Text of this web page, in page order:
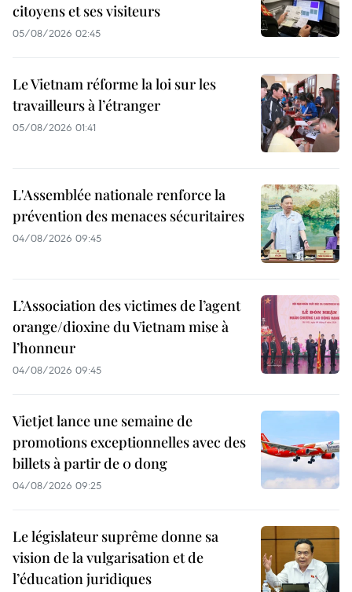
citoyens et ses visiteurs
05/08/2026 02:45
Le Vietnam réforme la loi sur les
travailleurs à l’étranger
05/08/2026 01:41
L'Assemblée nationale renforce la
prévention des menaces sécuritaires
04/08/2026 09:45
L’Association des victimes de l’agent
orange/dioxine du Vietnam mise à
l’honneur
04/08/2026 09:45
Vietjet lance une semaine de
promotions exceptionnelles avec des
billets à partir de 0 dong
04/08/2026 09:25
Le législateur suprême donne sa
vision de la vulgarisation et de
l’éducation juridiques